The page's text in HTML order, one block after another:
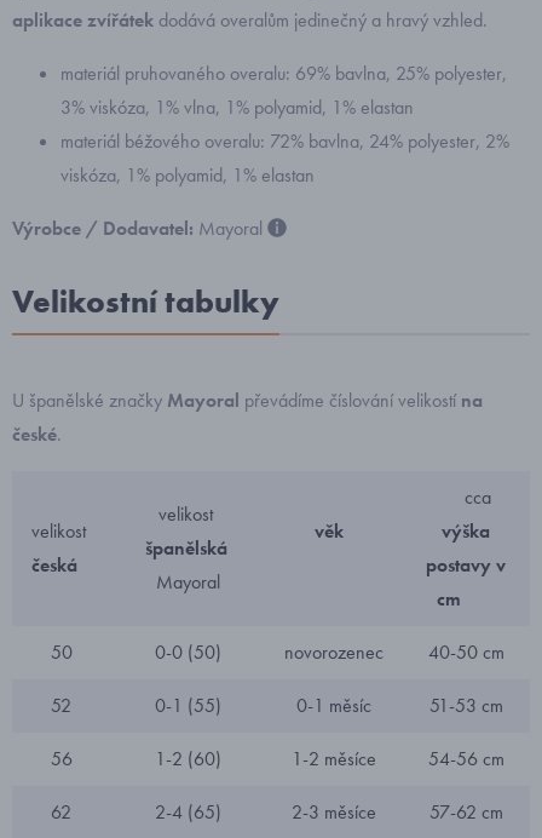
aplikace zvířátek dodává overalům jedinečný a hravý vzhled.
materiál pruhovaného overalu: 69% bavlna, 25% polyester,
3% viskóza, 1% vlna, 1% polyamid, 1% elastan
materiál béžového overalu: 72% bavlna, 24% polyester, 2%
viskóza, 1% polyamid, 1% elastan
Výrobce / Dodavatel: Mayoral
Velikostní tabulky
U španělské značky Mayoral převádíme číslování velikostí na
české.
velikost
česká
velikost
španělská
Mayoral
věk
cca
výška
postavy v
cm
50 0-0 (50) novorozenec 40-50 cm
52 0-1 (55) 0-1 měsíc 51-53 cm
56 1-2 (60) 1-2 měsíce 54-56 cm
62 2-4 (65) 2-3 měsíce 57-62 cm